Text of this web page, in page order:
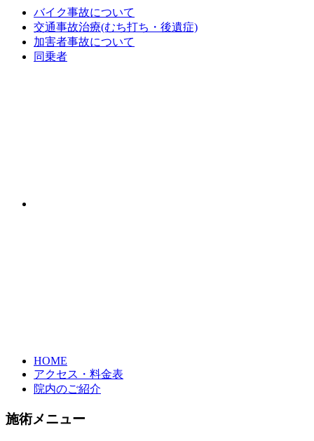
バイク事故について
交通事故治療(むち打ち・後遺症)
加害者事故について
同乗者
HOME
アクセス・料金表
院内のご紹介
施術メニュー